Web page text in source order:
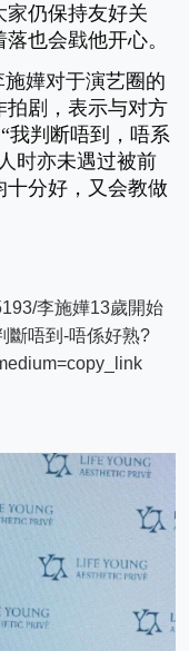
家仍保持友好关
也会戥他开心。
施嬅对于演艺圈的
拍剧，表示与对方
我判断唔到，唔系
时亦未遇过被前
分好，又会教做
李施嬅13歲開始
斷唔到-唔係好熟?